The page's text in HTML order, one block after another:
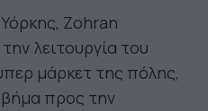
Zohran
λειτουργία του
μάρκετ της πόλης,
προς την